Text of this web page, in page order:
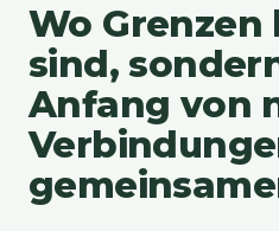
Wo Grenzen
sind,
Anfang von